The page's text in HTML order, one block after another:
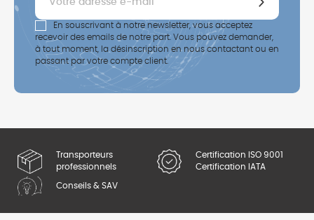
En souscrivant à notre newsletter, vous acceptez
recevoir des emails de notre part. Vous pouvez demander,
à tout moment, la désinscription en nous contactant ou en
passant par votre compte client.
Transporteurs
professionnels
Certification ISO 9001
Certification IATA
Conseils & SAV